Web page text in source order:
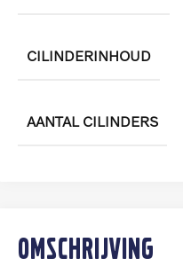
Omschrijving
CILINDERINHOUD
AANTAL CILINDERS